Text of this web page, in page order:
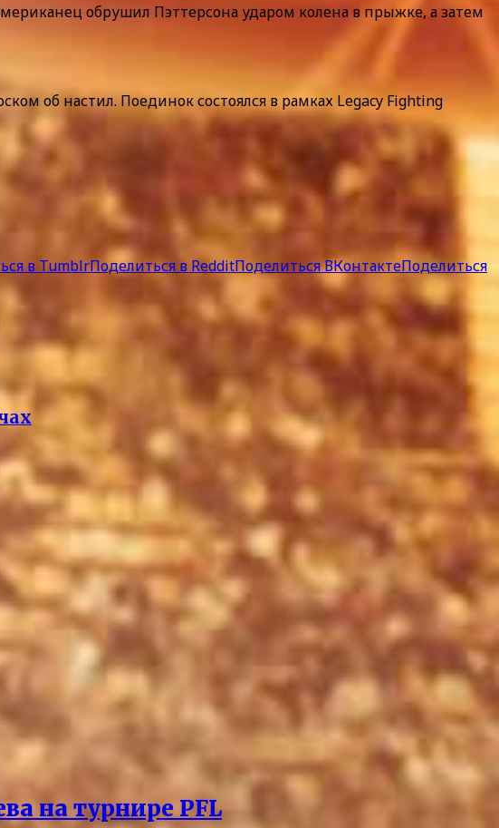
обрушил Пэттерсона ударом колена в прыжке, а затем
об настил. Поединок состоялся в рамках Legacy Fighting
в TumblrПоделиться в RedditПоделиться ВКонтактеПоделиться
на турнире PFL